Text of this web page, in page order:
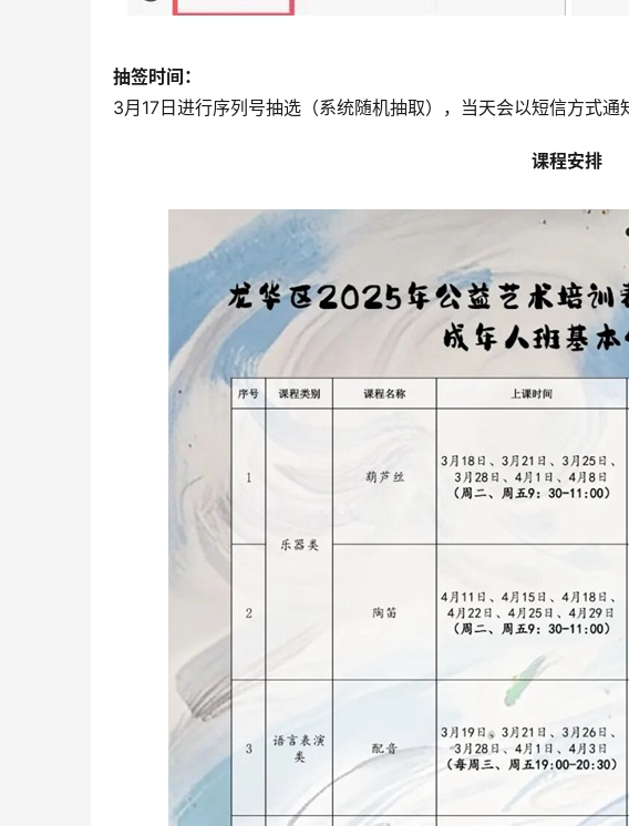
抽签时间：
3月17日进行序列号抽选（系统随机抽取），当天会以短信方式通
课程安排